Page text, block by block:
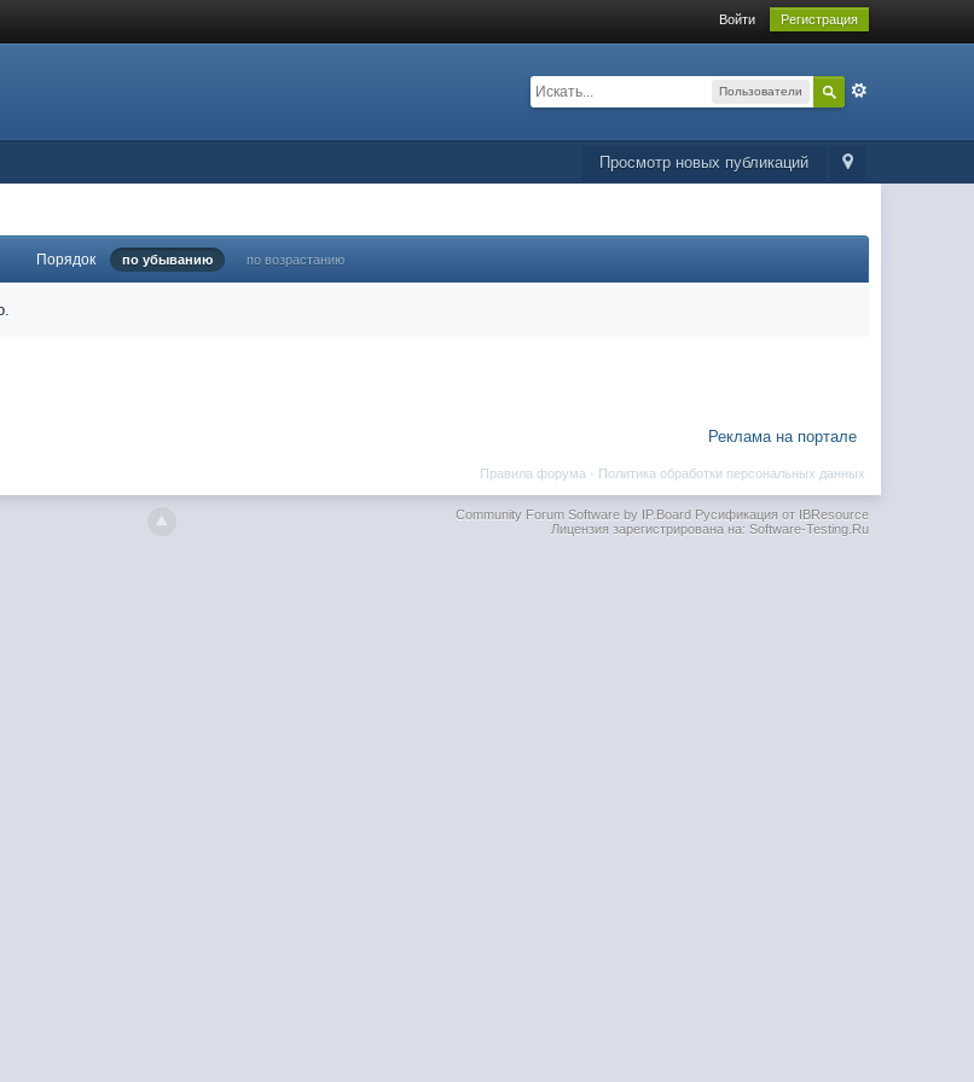
Войти Регистрация
Пользователи
Просмотр новых публикаций
Порядок по убыванию по возрастанию
Реклама на портале
Политика обработки персональных данных
Правила форума ·
Community Forum Software by IP.BoardРусификация от IBResource
Лицензия зарегистрирована на: Software-Testing.Ru